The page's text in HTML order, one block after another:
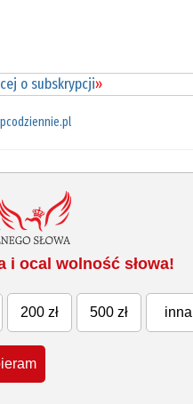
o subskrypcji»
i ocal wolność słowa!
200 zł 500 zł inna